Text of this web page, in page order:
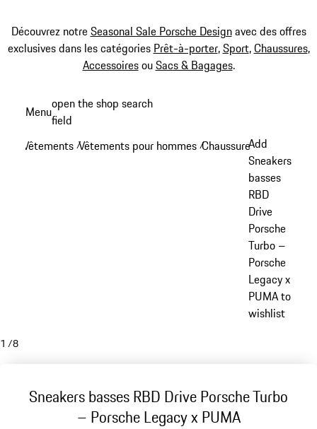
Découvrez notreSeasonal Sale Porsche Designavec des offres
exclusives dans les catégories Prêt-à-porter,Sport,Chaussures,
AccessoiresouSacs & Bagages.
principal
Menuopen the shop search
field
Vêtements /Vêtements pour hommes /Chaussures/
Add
Sneakers
basses
RBD
Drive
Porsche
Turbo –
Porsche
Legacy x
PUMA to
wishlist
1 /8
Sneakers basses RBD Drive Porsche Turbo
– Porsche Legacy x PUMA